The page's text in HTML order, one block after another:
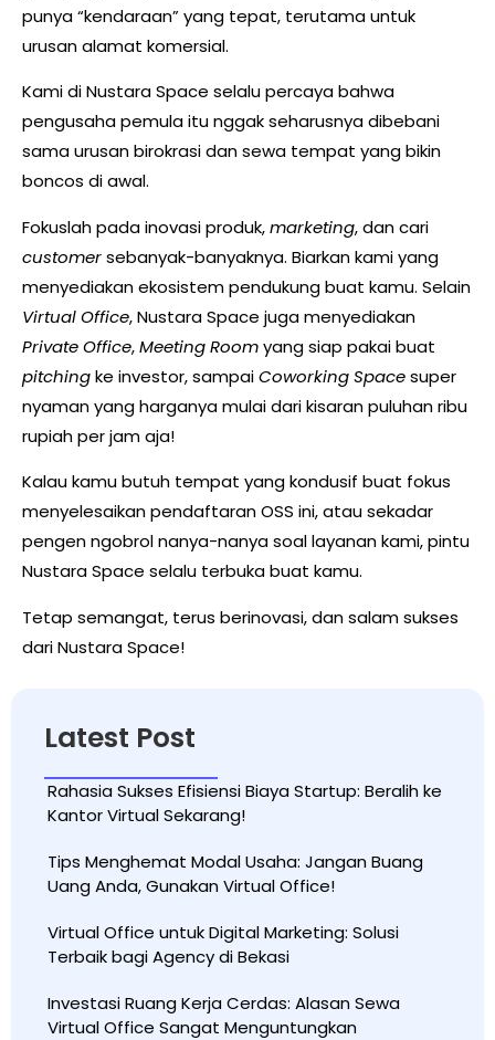
punya “kendaraan” yang tepat, terutama untuk
urusan alamat komersial.
Kami di Nustara Space selalu percaya bahwa
pengusaha pemula itu nggak seharusnya dibebani
sama urusan birokrasi dan sewa tempat yang bikin
boncos di awal.
Fokuslah pada inovasi produk,marketing, dan cari
customersebanyak-banyaknya. Biarkan kami yang
menyediakan ekosistem pendukung buat kamu. Selain
Virtual Office, Nustara Space juga menyediakan
Private Office,Meeting Roomyang siap pakai buat
pitchingke investor, sampaiCoworking Spacesuper
nyaman yang harganya mulai dari kisaran puluhan ribu
rupiah per jam aja!
Kalau kamu butuh tempat yang kondusif buat fokus
menyelesaikan pendaftaran OSS ini, atau sekadar
pengen ngobrol nanya-nanya soal layanan kami, pintu
Nustara Space selalu terbuka buat kamu.
Tetap semangat, terus berinovasi, dan salam sukses
dari Nustara Space!
Latest Post
Rahasia Sukses Efisiensi Biaya Startup: Beralih ke
Kantor Virtual Sekarang!
Tips Menghemat Modal Usaha: Jangan Buang
Uang Anda, Gunakan Virtual Office!
Virtual Office untuk Digital Marketing: Solusi
Terbaik bagi Agency di Bekasi
Investasi Ruang Kerja Cerdas: Alasan Sewa
Virtual Office Sangat Menguntungkan